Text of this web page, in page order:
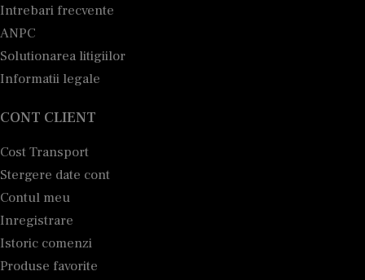
Intrebari frecvente
ANPC
Solutionarea litigiilor
Informatii legale
CONT CLIENT
Cost Transport
Stergere date cont
Contul meu
Inregistrare
Istoric comenzi
Produse favorite